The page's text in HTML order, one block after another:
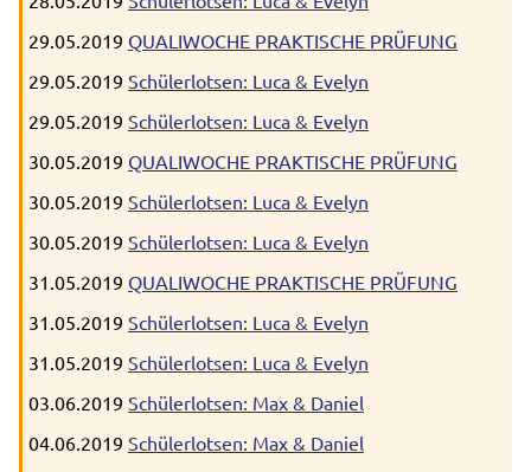
29.05.2019 QUALIWOCHE PRAKTISCHE PRÜFUNG
29.05.2019 Schülerlotsen: Luca & Evelyn
29.05.2019 Schülerlotsen: Luca & Evelyn
30.05.2019 QUALIWOCHE PRAKTISCHE PRÜFUNG
30.05.2019 Schülerlotsen: Luca & Evelyn
30.05.2019 Schülerlotsen: Luca & Evelyn
31.05.2019 QUALIWOCHE PRAKTISCHE PRÜFUNG
31.05.2019 Schülerlotsen: Luca & Evelyn
31.05.2019 Schülerlotsen: Luca & Evelyn
03.06.2019 Schülerlotsen: Max & Daniel
04.06.2019 Schülerlotsen: Max & Daniel